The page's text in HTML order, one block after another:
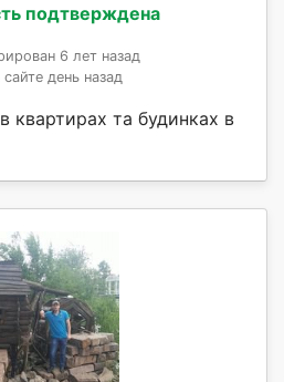
подтверждена
6 лет назад
день назад
квартирах та будинках в